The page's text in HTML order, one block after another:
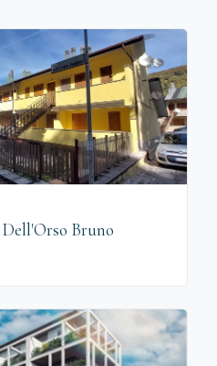
Bruno